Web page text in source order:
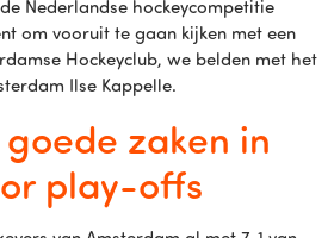
Nederlandse hockeycompetitie
om vooruit te gaan kijken met een
Hockeyclub, we belden met het
Ilse Kappelle.
zaken in
play-offs